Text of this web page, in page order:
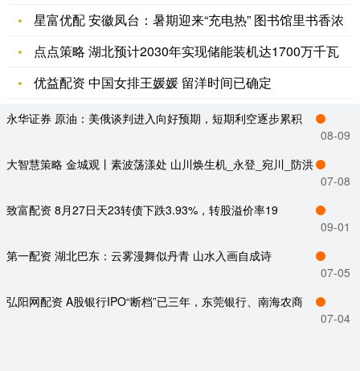
星富优配 安徽凤台：暑期迎来“充电热” 图书馆里书香浓
点点策略 湖北预计2030年实现储能装机达1700万千瓦
优益配资 中国女排王媛媛 留洋时间已确定
永华证券 原油：美俄谈判进入向好预期，短期利空逐步累积
08-09
大智慧策略 金城观丨素波荡漾处 山川焕生机_永登_宛川_防洪
07-08
致富配资 8月27日天23转债下跌3.93%，转股溢价率19
09-01
第一配资 湖北巴东：云雾漫舞似丹青 山水入画自成诗
07-05
弘阳网配资 A股银行IPO“断档”已三年，东莞银行、南海农商
07-04